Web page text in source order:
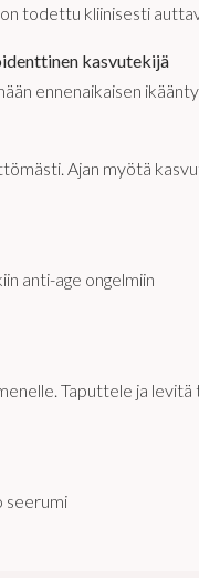
todettu kliinisesti
kasvutekijä
ennenaikaisen
Ajan myötä
anti-age ongelmiin
Taputtele ja levitä
seerumi